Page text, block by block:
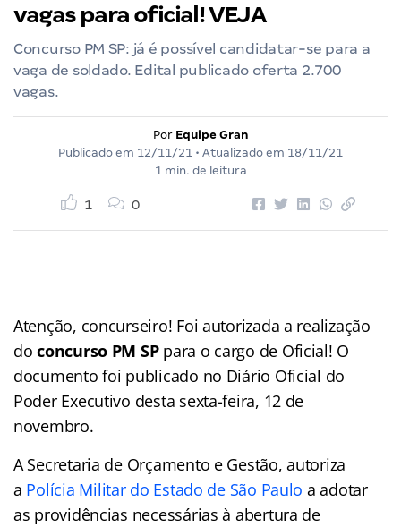
vagas para oficial! VEJA
Concurso PM SP: já é possível candidatar-se para a
vaga de soldado. Edital publicado oferta 2.700
vagas.
Por Equipe Gran
Publicado em 12/11/21 • Atualizado em 18/11/21
1 min. de leitura
1 0
Atenção, concurseiro! Foi autorizada a realização
do concurso PM SPpara o cargo de Oficial! O
documento foi publicado no Diário Oficial do
Poder Executivo desta sexta-feira, 12 de
novembro.
A Secretaria de Orçamento e Gestão, autoriza
a Polícia Militar do Estado de São Paulo a adotar
as providências necessárias à abertura de